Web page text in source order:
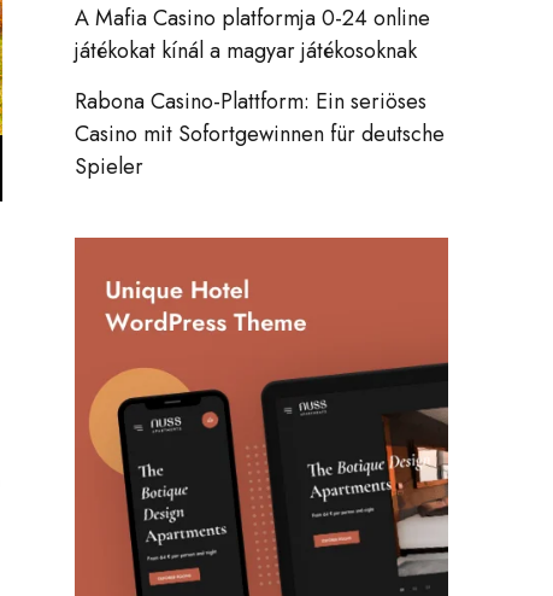
A Mafia Casino platformja 0-24 online
játékokat kínál a magyar játékosoknak
Rabona Casino-Plattform: Ein seriöses
Casino mit Sofortgewinnen für deutsche
Spieler